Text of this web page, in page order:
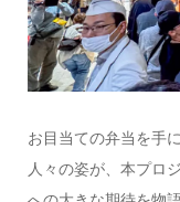
お目当ての弁当を手
人々の姿が、本プロ